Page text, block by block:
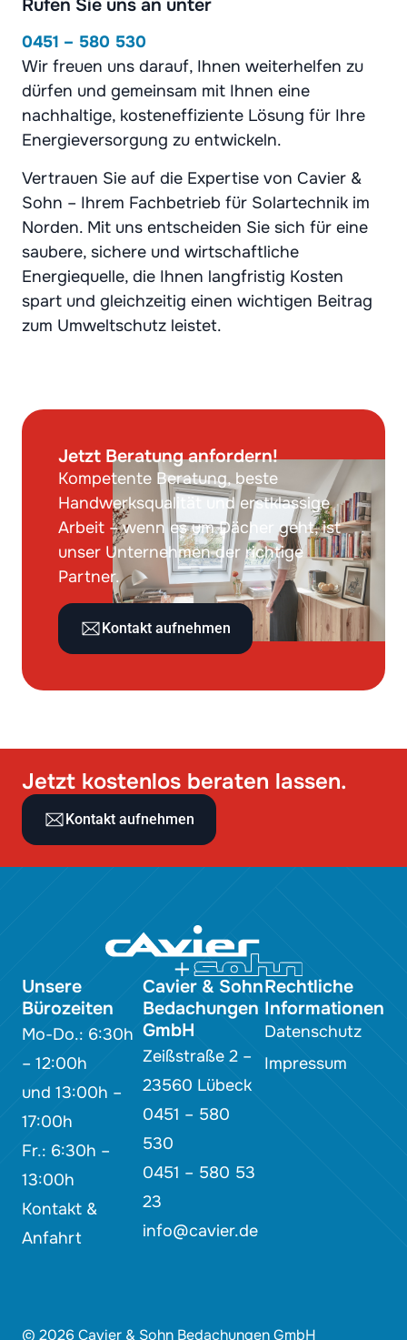
Rufen Sie uns an unter
0451 – 580 530
Wir freuen uns darauf, Ihnen weiterhelfen zu
dürfen und gemeinsam mit Ihnen eine
nachhaltige, kosteneffiziente Lösung für Ihre
Energieversorgung zu entwickeln.
Vertrauen Sie auf die Expertise von Cavier &
Sohn – Ihrem Fachbetrieb für Solartechnik im
Norden. Mit uns entscheiden Sie sich für eine
saubere, sichere und wirtschaftliche
Energiequelle, die Ihnen langfristig Kosten
spart und gleichzeitig einen wichtigen Beitrag
zum Umweltschutz leistet.
Jetzt Beratung anfordern!
Kompetente Beratung, beste
Handwerksqualität und erstklassige
Arbeit – wenn es um Dächer geht, ist
unser Unternehmen der richtige
Partner.
Kontakt aufnehmen
Jetzt kostenlos beraten lassen.
Kontakt aufnehmen
Unsere
Bürozeiten
Mo-Do.: 6:30h
– 12:00h
und 13:00h –
17:00h
Fr.: 6:30h –
13:00h
Kontakt &
Anfahrt
Cavier & Sohn
Bedachungen
GmbH
Zeißstraße 2 –
23560 Lübeck
0451 – 580
530
0451 – 580 53
23
info@cavier.de
Rechtliche
Informationen
Datenschutz
Impressum
© 2026 Cavier & Sohn Bedachungen GmbH